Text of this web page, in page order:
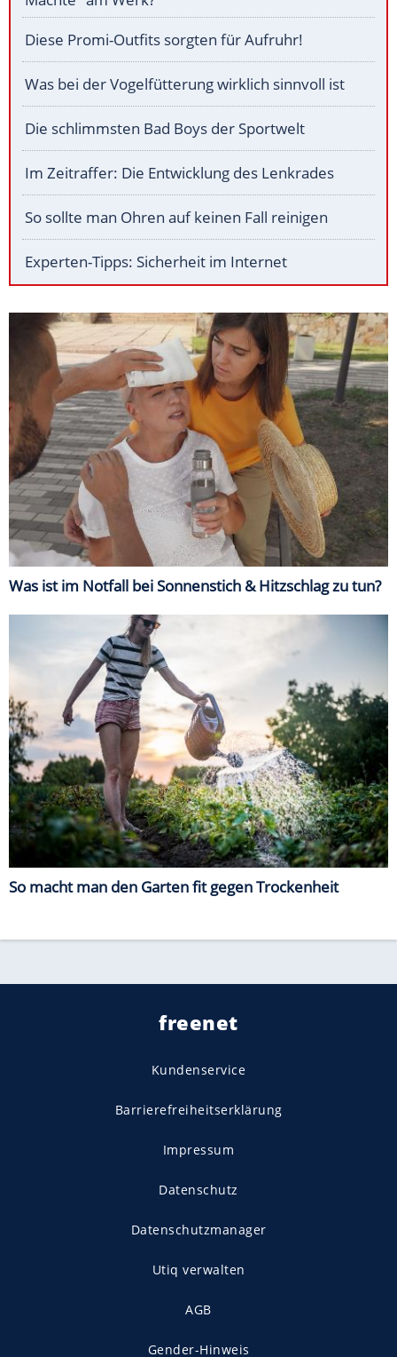
Diese Promi-Outfits sorgten für Aufruhr!
Was bei der Vogelfütterung wirklich sinnvoll ist
Die schlimmsten Bad Boys der Sportwelt
Im Zeitraffer: Die Entwicklung des Lenkrades
So sollte man Ohren auf keinen Fall reinigen
Experten-Tipps: Sicherheit im Internet
Was ist im Notfall bei Sonnenstich & Hitzschlag zu tun?
So macht man den Garten fit gegen Trockenheit
freenet
Kundenservice
Barrierefreiheitserklärung
Impressum
Datenschutz
Datenschutzmanager
Utiq verwalten
AGB
Gender-Hinweis